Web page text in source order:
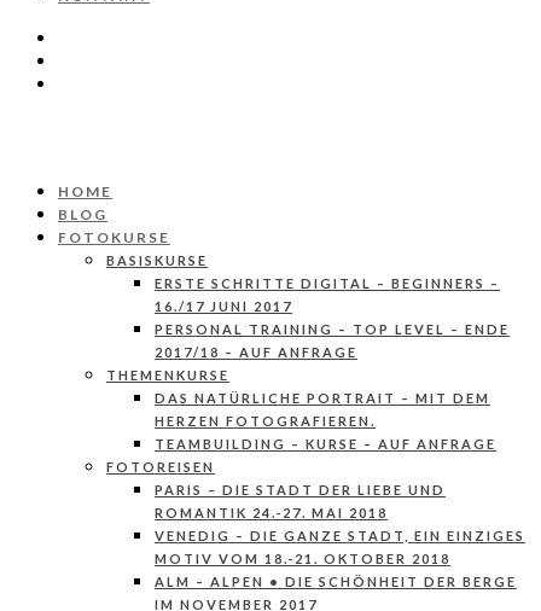
HOME
BLOG
FOTOKURSE
BASISKURSE
ERSTE SCHRITTE DIGITAL – BEGINNERS –
16./17 JUNI 2017
PERSONAL TRAINING – TOP LEVEL – ENDE
2017/18 – AUF ANFRAGE
THEMENKURSE
DAS NATÜRLICHE PORTRAIT – MIT DEM
HERZEN FOTOGRAFIEREN.
TEAMBUILDING – KURSE – AUF ANFRAGE
FOTOREISEN
PARIS – DIE STADT DER LIEBE UND
ROMANTIK 24.-27. MAI 2018
VENEDIG – DIE GANZE STADT, EIN EINZIGES
MOTIV VOM 18.-21. OKTOBER 2018
ALM – ALPEN • DIE SCHÖNHEIT DER BERGE
IM NOVEMBER 2017